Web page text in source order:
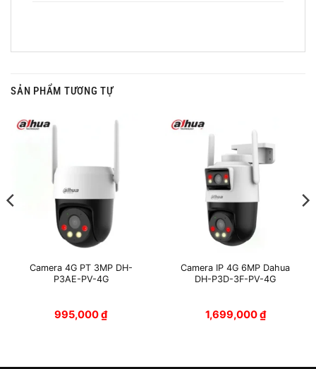
SẢN PHẨM TƯƠNG TỰ
Camera 4G PT 3MP DH-
P3AE-PV-4G
995,000₫
Camera IP 4G 6MP Dahua
DH-P3D-3F-PV-4G
1,699,000₫